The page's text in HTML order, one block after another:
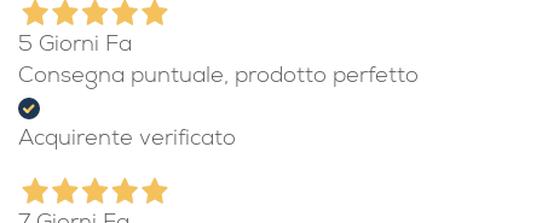
Acquirente verificato
5 Giorni Fa